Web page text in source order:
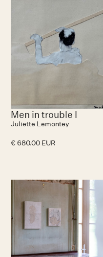
Men in trouble I
Juliette Lemontey
€ 680.00 EUR